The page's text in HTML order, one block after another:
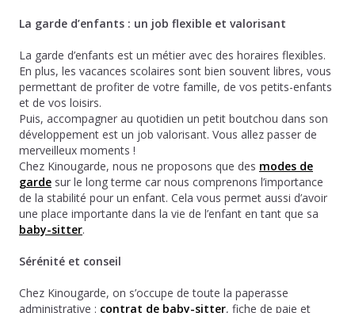
La garde d’enfants : un job flexible et valorisant
La garde d’enfants est un métier avec des horaires flexibles.
En plus, les vacances scolaires sont bien souvent libres, vous
permettant de profiter de votre famille, de vos petits-enfants
et de vos loisirs.
Puis, accompagner au quotidien un petit boutchou dans son
développement est un job valorisant. Vous allez passer de
merveilleux moments !
Chez Kinougarde, nous ne proposons que des modes de
garde sur le long terme car nous comprenons l’importance
de la stabilité pour un enfant. Cela vous permet aussi d’avoir
une place importante dans la vie de l’enfant en tant que sa
baby-sitter.
Sérénité et conseil
Chez Kinougarde, on s’occupe de toute la paperasse
administrative : contrat de baby-sitter, fiche de paie et